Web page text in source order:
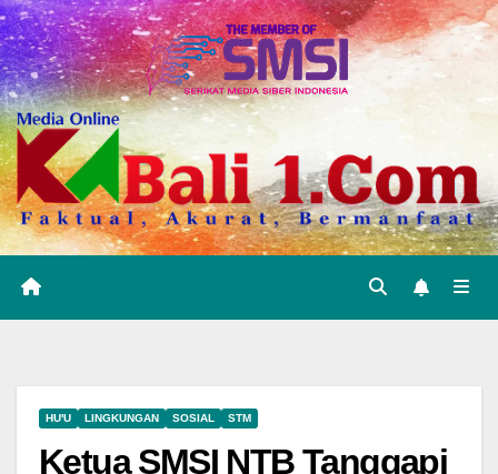
HU'U LINGKUNGAN SOSIAL STM
Ketua SMSI NTB Tanggapi